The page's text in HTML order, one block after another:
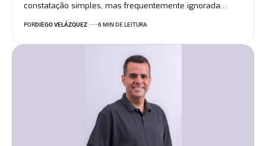
constatação simples, mas frequentemente ignorada…
PORDIEGO VELÁZQUEZ 6 MIN DE LEITURA